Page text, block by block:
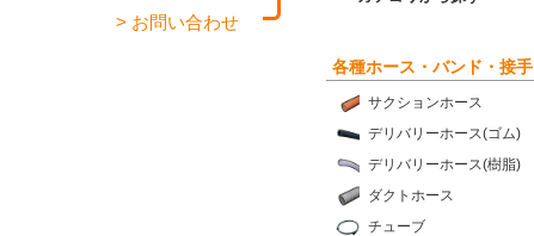
各種ホース・バンド・接手
サクションホース
デリバリーホース(ゴム)
デリバリーホース(樹脂)
ダクトホース
チューブ
> お問い合わせ